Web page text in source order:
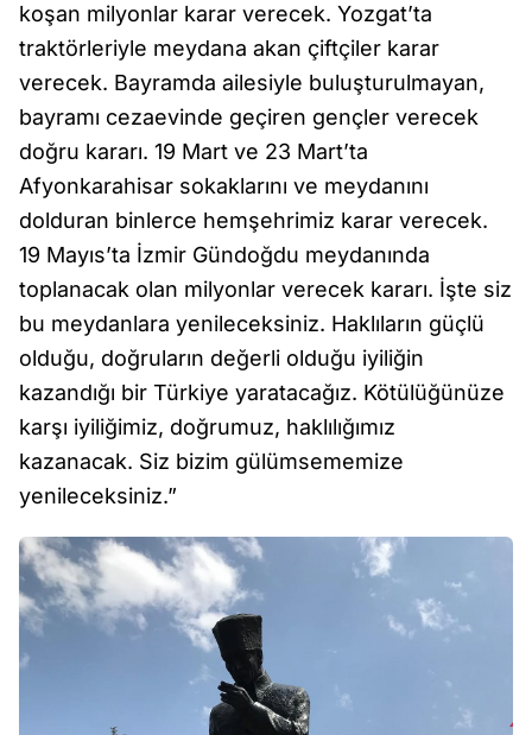
koşan milyonlar karar verecek. Yozgat’ta
traktörleriyle meydana akan çiftçiler karar
verecek. Bayramda ailesiyle buluşturulmayan,
bayramı cezaevinde geçiren gençler verecek
doğru kararı. 19 Mart ve 23 Mart’ta
Afyonkarahisar sokaklarını ve meydanını
dolduran binlerce hemşehrimiz karar verecek.
19 Mayıs’ta İzmir Gündoğdu meydanında
toplanacak olan milyonlar verecek kararı. İşte siz
bu meydanlara yenileceksiniz. Haklıların güçlü
olduğu, doğruların değerli olduğu iyiliğin
kazandığı bir Türkiye yaratacağız. Kötülüğünüze
karşı iyiliğimiz, doğrumuz, haklılığımız
kazanacak. Siz bizim gülümsememize
yenileceksiniz.”